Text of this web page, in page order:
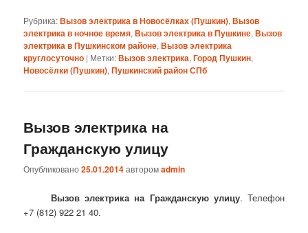
Рубрика:Вызов электрика в Новосёлках (Пушкин),Вызов
электрика в ночное время,Вызов электрика в Пушкине,Вызов
электрика в Пушкинском районе,Вызов электрика
круглосуточно | Метки:Вызов электрика,Город Пушкин,
Новосёлки (Пушкин),Пушкинский район СПб
Вызов электрика на
Гражданскую улицу
Опубликовано25.01.2014авторомadmin
Вызов электрика на Гражданскую улицу. Телефон
+7 (812) 922 21 40.